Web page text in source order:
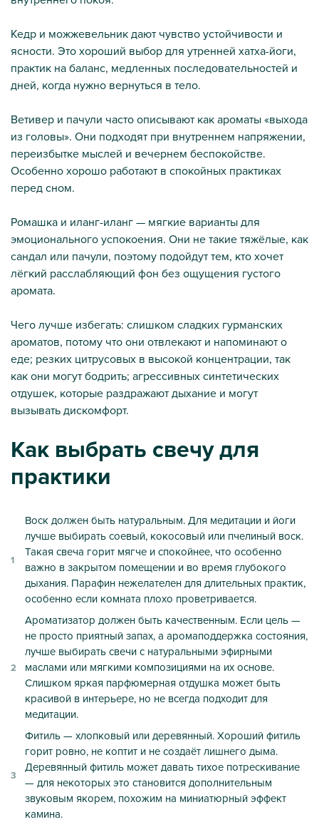
Кедр и можжевельник дают чувство устойчивости и
ясности. Это хороший выбор для утренней хатха-йоги,
практик на баланс, медленных последовательностей и
дней, когда нужно вернуться в тело.
Ветивер и пачули часто описывают как ароматы «выхода
из головы». Они подходят при внутреннем напряжении,
переизбытке мыслей и вечернем беспокойстве.
Особенно хорошо работают в спокойных практиках
перед сном.
Ромашка и иланг-иланг — мягкие варианты для
эмоционального успокоения. Они не такие тяжёлые, как
сандал или пачули, поэтому подойдут тем, кто хочет
лёгкий расслабляющий фон без ощущения густого
аромата.
Чего лучше избегать: слишком сладких гурманских
ароматов, потому что они отвлекают и напоминают о
еде; резких цитрусовых в высокой концентрации, так
как они могут бодрить; агрессивных синтетических
отдушек, которые раздражают дыхание и могут
вызывать дискомфорт.
Как выбрать свечу для
практики
Воск должен быть натуральным. Для медитации и йоги
лучше выбирать соевый, кокосовый или пчелиный воск.
Такая свеча горит мягче и спокойнее, что особенно
важно в закрытом помещении и во время глубокого
дыхания. Парафин нежелателен для длительных практик,
особенно если комната плохо проветривается.
Ароматизатор должен быть качественным. Если цель —
не просто приятный запах, а аромаподдержка состояния,
лучше выбирать свечи с натуральными эфирными
маслами или мягкими композициями на их основе.
Слишком яркая парфюмерная отдушка может быть
красивой в интерьере, но не всегда подходит для
медитации.
Фитиль — хлопковый или деревянный. Хороший фитиль
горит ровно, не коптит и не создаёт лишнего дыма.
Деревянный фитиль может давать тихое потрескивание
— для некоторых это становится дополнительным
звуковым якорем, похожим на миниатюрный эффект
камина.